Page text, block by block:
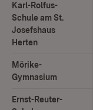
Karl-Rolfus-
Schule am St.
Josefshaus
Herten
Mörike-
Gymnasium
Ernst-Reuter-